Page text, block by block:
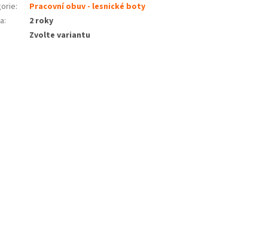
:
Pracovní obuv - lesnické boty
:
2 roky
Zvolte variantu